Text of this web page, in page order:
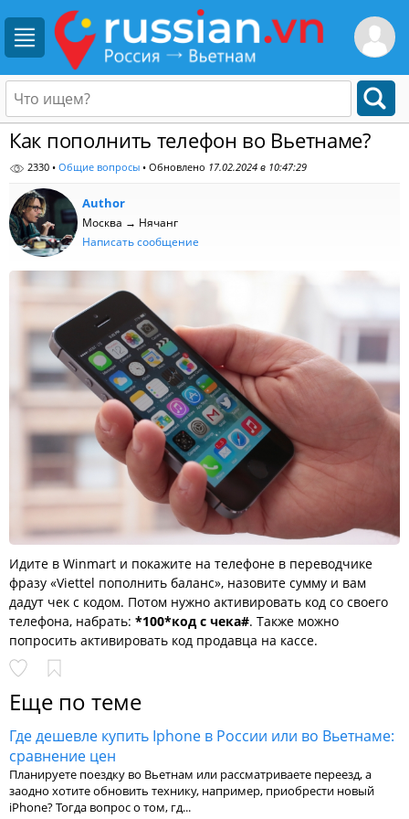
Как пополнить телефон во Вьетнаме?
2330 • Общие вопросы• Обновлено 17.02.2024 в 10:47:29
Author
Москва → Нячанг
Написать сообщение
Идите в Winmart и покажите на телефоне в переводчике
фразу «Viettel пополнить баланс», назовите сумму и вам
дадут чек с кодом. Потом нужно активировать код со своего
телефона, набрать: *100*код с чека#. Также можно
попросить активировать код продавца на кассе.
Еще по теме
Где дешевле купить Iphone в России или во Вьетнаме:
сравнение цен
Планируете поездку во Вьетнам или рассматриваете переезд, а
заодно хотите обновить технику, например, приобрести новый
iPhone? Тогда вопрос о том, гд...